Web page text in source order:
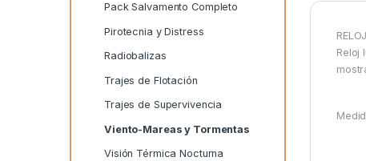
Reloj
Pack Salvamento Completo
Pirotecnia y Distress
Radiobalizas
Trajes de Flotación
Trajes de Supervivencia
Viento-Mareas y Tormentas
Visión Térmica Nocturna